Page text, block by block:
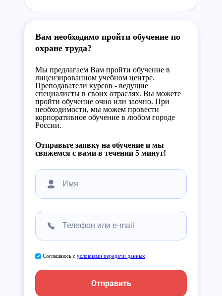
Вам необходимо пройти обучение по
охране труда?
Мы предлагаем Вам пройти обучение в
лицензированном учебном центре.
Преподаватели курсов - ведущие
специалисты в своих отраслях. Вы можете
пройти обучение очно или заочно. При
необходимости, мы можем провести
корпоративное обучение в любом городе
России.
Отправьте заявку на обучение и мы
свяжемся с вами в течении 5 минут!
Соглашаюсь с условиями передачи данных
Отправить